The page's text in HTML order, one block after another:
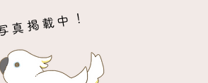
真掲載中！